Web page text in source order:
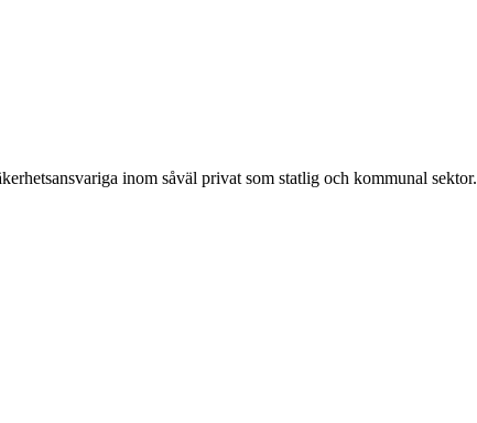
inom såväl privat som statlig och kommunal sektor.